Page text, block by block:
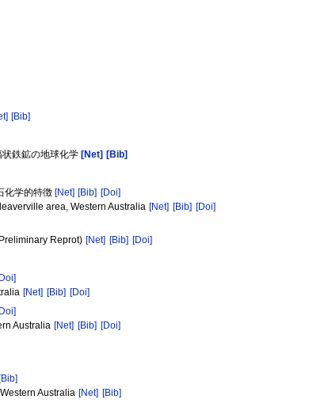
[Bib]
鉄鉱の地球化学 [Net] [Bib]
化学的特徴 [Net] [Bib] [Doi]
area, Western Australia [Net] [Bib] [Doi]
Reprot) [Net] [Bib] [Doi]
[Net] [Bib] [Doi]
Australia [Net] [Bib] [Doi]
Australia [Net] [Bib]